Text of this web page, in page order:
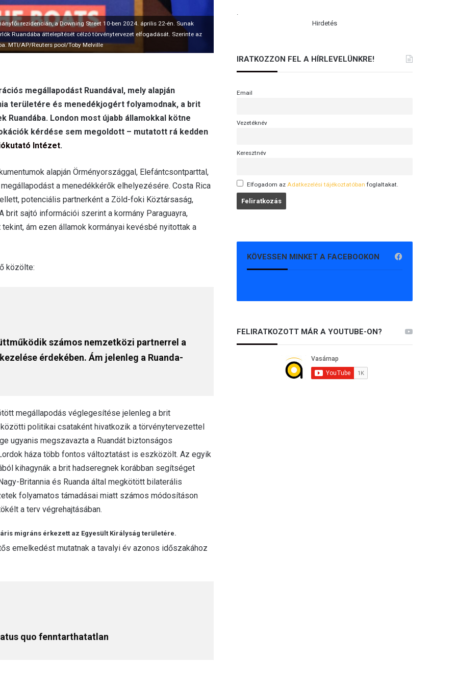
rezidencián, a Downing Street 10-ben 2024. április 22-én. Sunak
Ruandába áttelepítését célzó törvénytervezet elfogadását. Szerinte az
MTI/AP/Reuters pool/Toby Melville
megállapodást Ruandával, mely alapján
területére és menedékjogért folyamodnak, a brit
London most újabb államokkal kötne
kérdése sem megoldott – mutatott rá kedden
Intézet.
alapján Örményországgal, Elefántcsontparttal,
a menedékkérők elhelyezésére. Costa Rica
potenciális partnerként a Zöld-foki Köztársaság,
brit sajtó információi szerint a kormány Paraguayra,
ám ezen államok kormányai kevésbé nyitottak a
közölte:
számos nemzetközi partnerrel a
érdekében. Ám jelenleg a Ruanda-
megállapodás véglegesítése jelenleg a brit
politikai csataként hivatkozik a törvénytervezettel
ugyanis megszavazta a Ruandát biztonságos
háza több fontos változtatást is eszközölt. Az egyik
kihagynák a brit hadseregnek korábban segítséget
Britannia és Ruanda által megkötött bilaterális
folyamatos támadásai miatt számos módosításon
a terv végrehajtásában.
migráns érkezett az Egyesült Királyság területére.
emelkedést mutatnak a tavalyi év azonos időszakához
quo fenntarthatatlan
.
Hirdetés
IRATKOZZON FEL A HÍRLEVELÜNKRE!
Email
Vezetéknév
Keresztnév
Elfogadom az Adatkezelési tájékoztatóban foglaltakat.
KÖVESSEN MINKET A FACEBOOKON
FELIRATKOZOTT MÁR A YOUTUBE-ON?